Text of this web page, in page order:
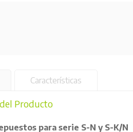
Características
Producto
para serie S-N y S-K/N